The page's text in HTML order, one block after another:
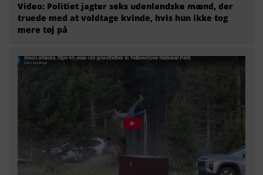
Video: Politiet jagter seks udenlandske mænd, der
truede med at voldtage kvinde, hvis hun ikke tog
mere tøj på